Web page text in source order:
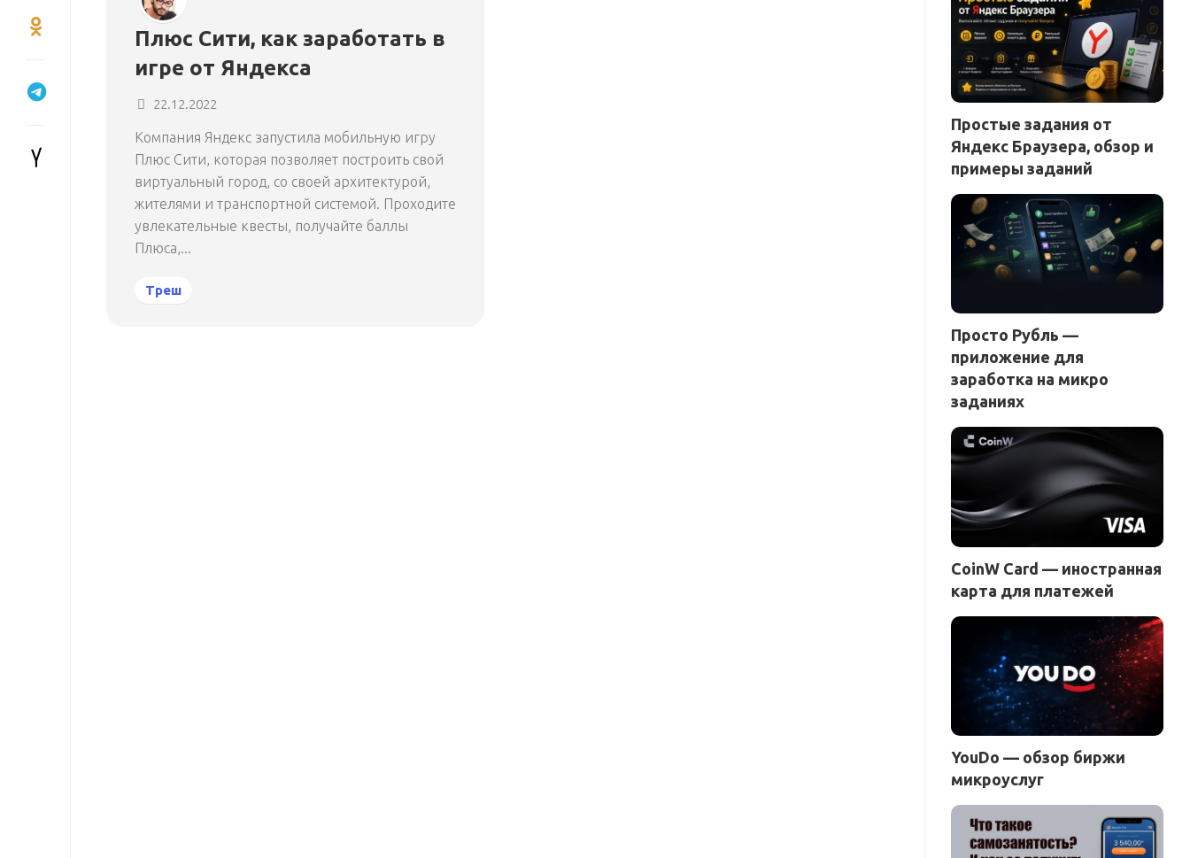
Плюс Сити, как заработать в
игре от Яндекса
22.12.2022
Компания Яндекс запустила мобильную игру
Плюс Сити, которая позволяет построить свой
виртуальный город, со своей архитектурой,
жителями и транспортной системой. Проходите
увлекательные квесты, получайте баллы
Плюса,...
Треш
Простые задания от
Яндекс Браузера, обзор и
примеры заданий
Просто Рубль —
приложение для
заработка на микро
заданиях
CoinW Card — иностранная
карта для платежей
YouDo — обзор биржи
микроуслуг